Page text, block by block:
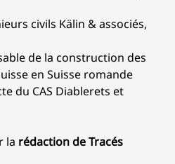
civils Kälin & associés,
de la construction des
en Suisse romande
du CAS Diablerets et
la rédaction de Tracés